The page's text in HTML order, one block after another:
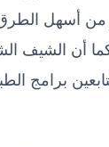
من أسهل الطرق
أن الشيف
برامج